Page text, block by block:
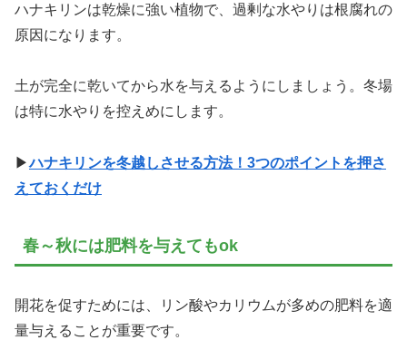
ハナキリンは乾燥に強い植物で、過剰な水やりは根腐れの
原因になります。
土が完全に乾いてから水を与えるようにしましょう。冬場
は特に水やりを控えめにします。
▶ハナキリンを冬越しさせる方法！3つのポイントを押さ
えておくだけ
春～秋には肥料を与えてもok
開花を促すためには、リン酸やカリウムが多めの肥料を適
量与えることが重要です。